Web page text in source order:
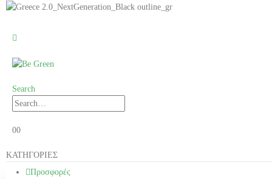
Search
00
ΚΑΤΗΓΟΡΙΕΣ
Προσφορές